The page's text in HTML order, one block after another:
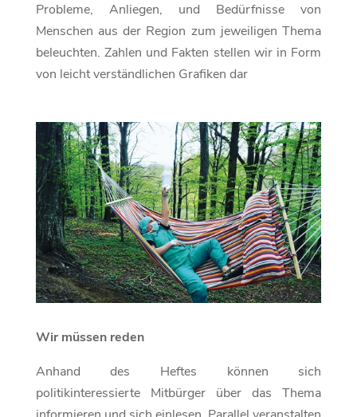
Probleme, Anliegen, und Bedürfnisse von
Menschen aus der Region zum jeweiligen Thema
beleuchten. Zahlen und Fakten stellen wir in Form
von leicht verständlichen Grafiken dar
Wir müssen reden
Anhand des Heftes können sich
politikinteressierte Mitbürger über das Thema